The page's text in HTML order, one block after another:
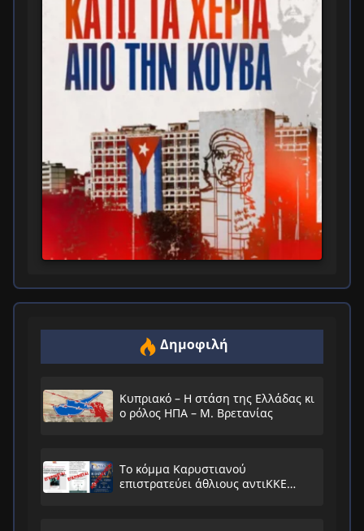
Δημοφιλή
Κυπριακό – Η στάση της Ελλάδας κι
ο ρόλος ΗΠΑ – Μ. Βρετανίας
Το κόμμα Καρυστιανού
επιστρατεύει άθλιους αντιΚΚΕ